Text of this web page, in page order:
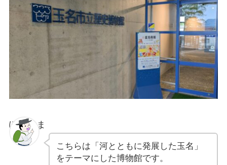
ぽちゃま
こちらは「河とともに発展した玉名」
をテーマにした博物館です。